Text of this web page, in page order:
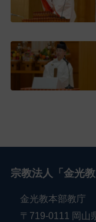
宗教法人「金光教
金光教本部教庁
〒719-0111 岡山